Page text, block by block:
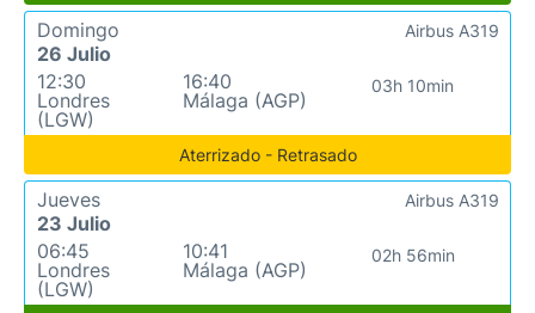
Domingo
26 Julio
12:30
Londres
(LGW)
16:40
Málaga (AGP)
03h 10min
Airbus A319
Aterrizado - Retrasado
Jueves
23 Julio
06:45
Londres
(LGW)
10:41
Málaga (AGP)
02h 56min
Airbus A319